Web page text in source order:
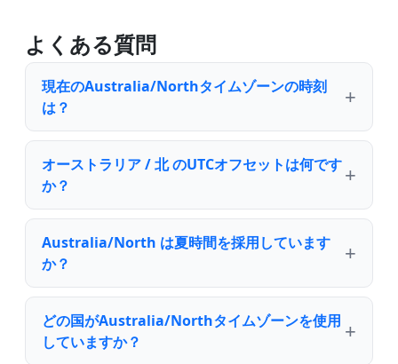
よくある質問
現在のAustralia/Northタイムゾーンの時刻
は？
オーストラリア / 北 のUTCオフセットは何です
か？
Australia/North は夏時間を採用しています
か？
どの国がAustralia/Northタイムゾーンを使用
していますか？